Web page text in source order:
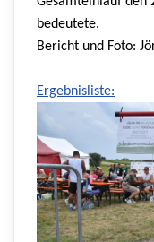
bedeutete.
Bericht und Foto:
Ergebnisliste: